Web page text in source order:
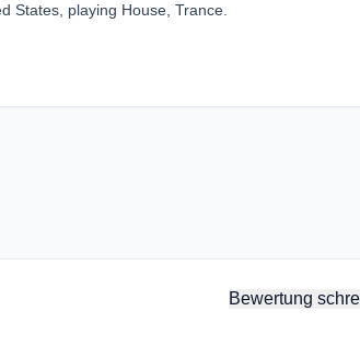
States, playing House, Trance.
Bewertung